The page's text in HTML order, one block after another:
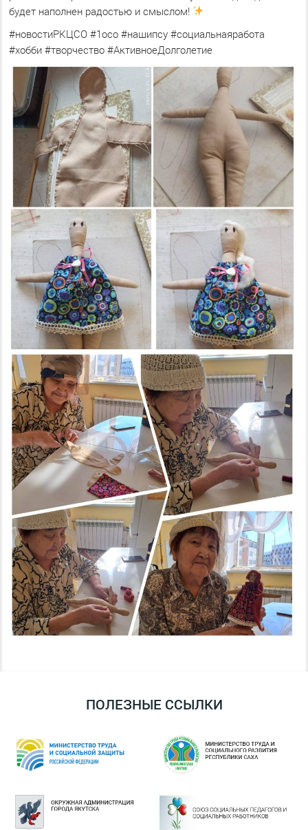
будет наполнен радостью и смыслом!
#новостиРКЦСО #1осо #нашипсу #социальнаяработа
#хобби #творчество #АктивноеДолголетие
ПОЛЕЗНЫЕ ССЫЛКИ